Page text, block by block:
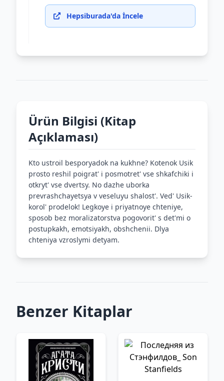
Hepsiburada'da İncele
Ürün Bilgisi (Kitap
Açıklaması)
Kto ustroil besporyadok na kukhne? Kotenok Usik
prosto reshil poigrat' i posmotret' vse shkafchiki i
otkryt' vse dvertsy. No dazhe uborka
prevrashchayetsya v veseluyu shalost'. Ved' Usik-
korol' prodelok! Legkoye i priyatnoye chteniye,
sposob bez moralizatorstva pogovorit' s det'mi o
postupkakh, emotsiyakh, obshchenii. Dlya
chteniya vzroslymi detyam.
Benzer Kitaplar